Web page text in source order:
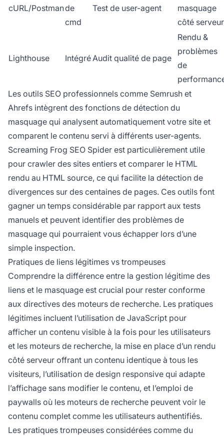
cURL/Postmande
cmd
Test de user-agent
masquage
côté serveur
Lighthouse IntégréAudit qualité de page
Rendu &
problèmes
de
Les outils SEO professionnels comme Semrush et
Ahrefs intègrent des fonctions de détection du
masquage qui analysent automatiquement votre site et
comparent le contenu servi à différents user-agents.
Screaming Frog SEO Spider est particulièrement utile
pour crawler des sites entiers et comparer le HTML
rendu au HTML source, ce qui facilite la détection de
divergences sur des centaines de pages. Ces outils font
gagner un temps considérable par rapport aux tests
manuels et peuvent identifier des problèmes de
masquage qui pourraient vous échapper lors d’une
simple inspection.
Pratiques de liens légitimes vs trompeuses
Comprendre la différence entre la gestion légitime des
liens et le masquage est crucial pour rester conforme
aux directives des moteurs de recherche. Les pratiques
légitimes incluent l’utilisation de JavaScript pour
afficher un contenu visible à la fois pour les utilisateurs
et les moteurs de recherche, la mise en place d’un rendu
côté serveur offrant un contenu identique à tous les
visiteurs, l’utilisation de design responsive qui adapte
l’affichage sans modifier le contenu, et l’emploi de
paywalls où les moteurs de recherche peuvent voir le
contenu complet comme les utilisateurs authentifiés.
Les pratiques trompeuses considérées comme du